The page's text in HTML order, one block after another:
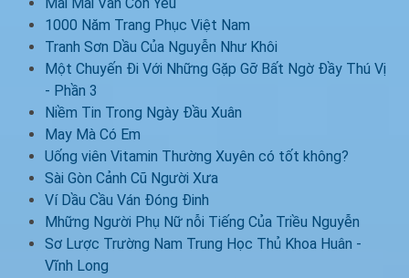
1000 Năm Trang Phục Việt Nam
Tranh Sơn Dầu Của Nguyễn Như Khôi
Một Chuyến Đi Với Những Gặp Gỡ Bất Ngờ Đầy Thú Vị
- Phần 3
Niềm Tin Trong Ngày Đầu Xuân
May Mà Có Em
Uống viên Vitamin Thường Xuyên có tốt không?
Sài Gòn Cảnh Cũ Người Xưa
Ví Dầu Cầu Ván Đóng Đinh
Mhững Người Phụ Nữ nỗi Tiếng Của Triều Nguyễn
Sơ Lược Trường Nam Trung Học Thủ Khoa Huân -
Vĩnh Long